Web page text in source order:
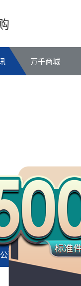
万千商城
公司动态